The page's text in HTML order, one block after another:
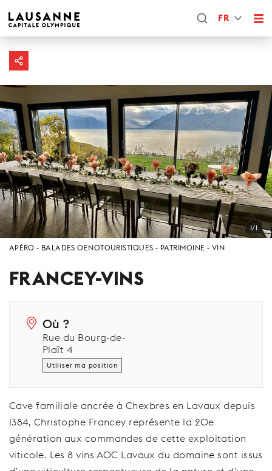
FR
1/1
APÉRO BALADES OENOTOURISTIQUES PATRIMOINE VIN
FRANCEY-VINS
Où ?
Rue du Bourg-de-
Plaît 4
Utiliser ma position
Cave familiale ancrée à Chexbres en Lavaux depuis
1384, Christophe Francey représente la 20e
génération aux commandes de cette exploitation
viticole. Les 8 vins AOC Lavaux du domaine sont issus